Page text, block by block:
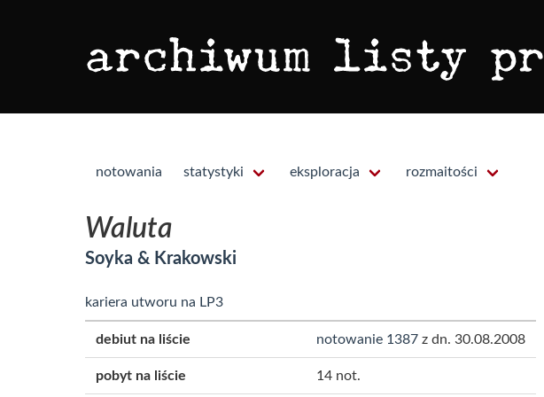
notowania statystyki eksploracja rozmaitości
Waluta
Soyka & Krakowski
kariera utworu na LP3
debiut na liście notowanie 1387 z dn. 30.08.2008
pobyt na liście 14 not.